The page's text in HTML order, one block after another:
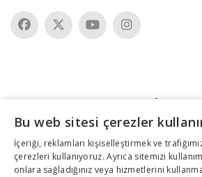
Bu web sitesi çerezler
İçeriği, reklamları kişiselleştirmek ve
çerezleri kullanıyoruz. Ayrıca sitemizi
onlara sağladığınız veya hizmetlerini